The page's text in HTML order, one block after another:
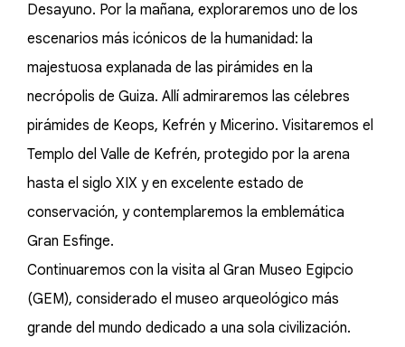
Desayuno. Por la mañana, exploraremos uno de los
escenarios más icónicos de la humanidad: la
majestuosa explanada de las pirámides en la
necrópolis de Guiza. Allí admiraremos las célebres
pirámides de Keops, Kefrén y Micerino. Visitaremos el
Templo del Valle de Kefrén, protegido por la arena
hasta el siglo XIX y en excelente estado de
conservación, y contemplaremos la emblemática
Gran Esfinge.
Continuaremos con la visita al Gran Museo Egipcio
(GEM), considerado el museo arqueológico más
grande del mundo dedicado a una sola civilización.